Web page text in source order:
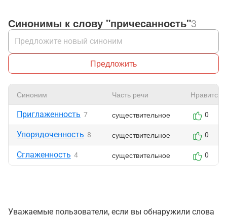
Синонимы к слову "причесанность"3
Предложить
Синоним Часть речи Нравится
Приглаженность 7 существительное 0
Упорядоченность 8 существительное 0
Сглаженность 4 существительное 0
Уважаемые пользователи, если вы обнаружили слова